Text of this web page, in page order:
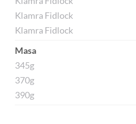
Klamra Fidlock
Klamra Fidlock
Masa
345g
370g
390g